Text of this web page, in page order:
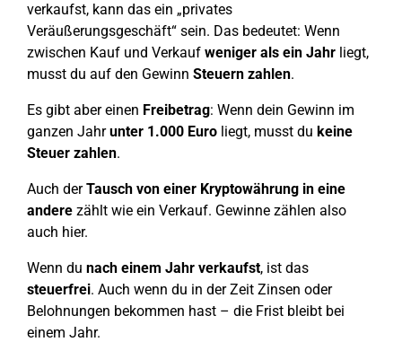
verkaufst, kann das ein „privates
Veräußerungsgeschäft“ sein. Das bedeutet: Wenn
zwischen Kauf und Verkauf weniger als ein Jahr liegt,
musst du auf den Gewinn Steuern zahlen.
Es gibt aber einen Freibetrag: Wenn dein Gewinn im
ganzen Jahrunter 1.000 Euro liegt, musst du keine
Steuer zahlen.
Auch derTausch von einer Kryptowährung in eine
andere zählt wie ein Verkauf. Gewinne zählen also
auch hier.
Wenn du nach einem Jahr verkaufst, ist das
steuerfrei. Auch wenn du in der Zeit Zinsen oder
Belohnungen bekommen hast – die Frist bleibt bei
einem Jahr.